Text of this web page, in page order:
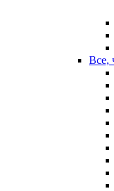
Все,